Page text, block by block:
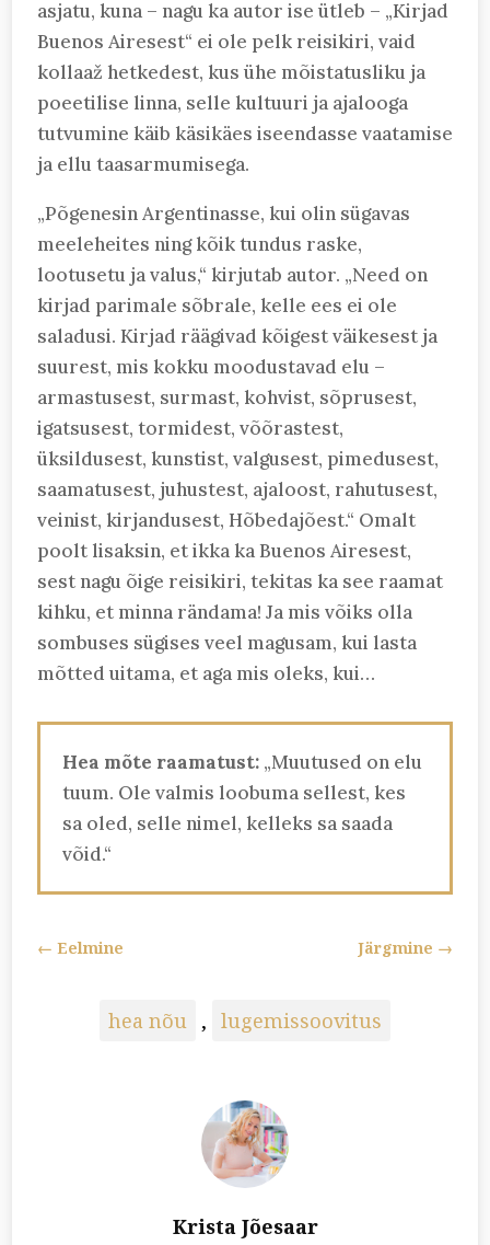
asjatu, kuna – nagu ka autor ise ütleb – „Kirjad
Buenos Airesest“ ei ole pelk reisikiri, vaid
kollaaž hetkedest, kus ühe mõistatusliku ja
poeetilise linna, selle kultuuri ja ajalooga
tutvumine käib käsikäes iseendasse vaatamise
ja ellu taasarmumisega.
„Põgenesin Argentinasse, kui olin sügavas
meeleheites ning kõik tundus raske,
lootusetu ja valus,“ kirjutab autor. „Need on
kirjad parimale sõbrale, kelle ees ei ole
saladusi. Kirjad räägivad kõigest väikesest ja
suurest, mis kokku moodustavad elu –
armastusest, surmast, kohvist, sõprusest,
igatsusest, tormidest, võõrastest,
üksildusest, kunstist, valgusest, pimedusest,
saamatusest, juhustest, ajaloost, rahutusest,
veinist, kirjandusest, Hõbedajõest.“ Omalt
poolt lisaksin, et ikka ka Buenos Airesest,
sest nagu õige reisikiri, tekitas ka see raamat
kihku, et minna rändama! Ja mis võiks olla
sombuses sügises veel magusam, kui lasta
mõtted uitama, et aga mis oleks, kui…
Hea mõte raamatust:„Muutused on elu
tuum. Ole valmis loobuma sellest, kes
sa oled, selle nimel, kelleks sa saada
võid.“
← Eelmine Järgmine →
hea nõu , lugemissoovitus
Krista Jõesaar